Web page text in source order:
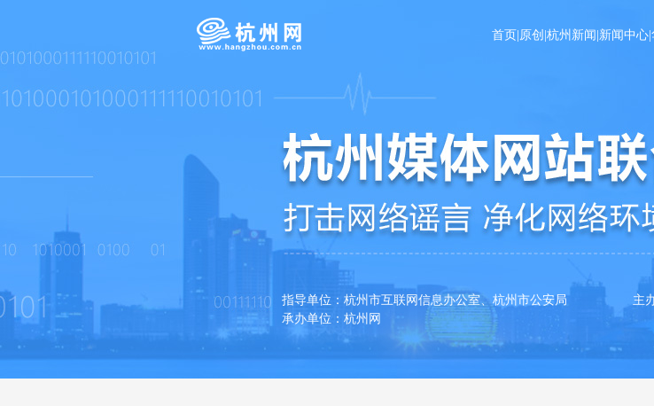
首页 原创 杭州新闻 新闻中心|
指导单位：杭州市互联网信息办公室、杭州市公安局 主办单
承办单位：杭州网